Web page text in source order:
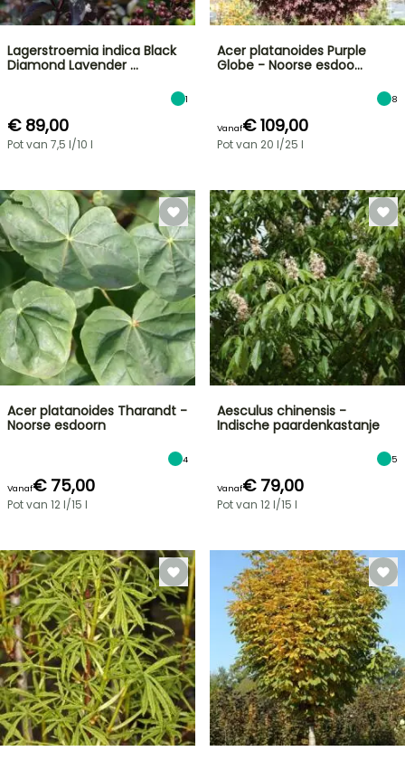
Lagerstroemia indica Black
Diamond Lavender …
1
€ 89,00
Pot van 7,5 l/10 l
Acer platanoides Purple
Globe - Noorse esdoo…
8
Vanaf€ 109,00
Pot van 20 l/25 l
Acer platanoides Tharandt -
Noorse esdoorn
4
Vanaf€ 75,00
Pot van 12 l/15 l
Aesculus chinensis -
Indische paardenkastanje
5
Vanaf€ 79,00
Pot van 12 l/15 l